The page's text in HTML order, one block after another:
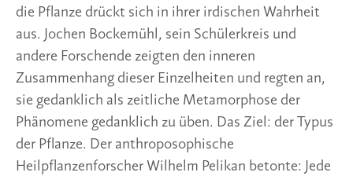
die Pflanze drückt sich in ihrer irdischen Wahrheit
aus. Jochen Bockemühl, sein Schülerkreis und
andere Forschende zeigten den inneren
Zusammenhang dieser Einzelheiten und regten an,
sie gedanklich als zeitliche Metamorphose der
Phänomene gedanklich zu üben. Das Ziel: der Typus
der Pflanze. Der anthroposophische
Heilpflanzenforscher Wilhelm Pelikan betonte: Jede